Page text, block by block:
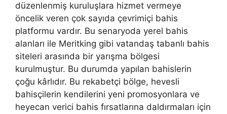
düzenlenmiş kuruluşlara hizmet vermeye
öncelik veren çok sayıda çevrimiçi bahis
platformu vardır. Bu senaryoda yerel bahis
alanları ile Meritking gibi vatandaş tabanlı bahis
siteleri arasında bir yarışma bölgesi
kurulmuştur. Bu durumda yapılan bahislerin
çoğu kârlıdır. Bu rekabetçi bölge, hevesli
bahisçilerin kendilerini yeni promosyonlara ve
heyecan verici bahis fırsatlarına daldırmaları için